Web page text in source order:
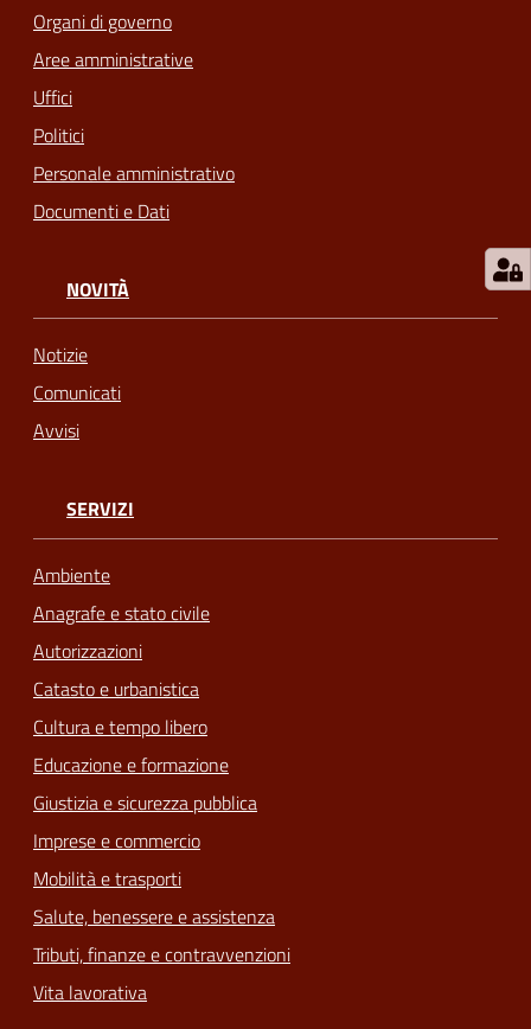
telematico
SUE
Tutti
gli
argomenti...
Seguici
Organi di governo
Aree amministrative
Uffici
Politici
Personale amministrativo
Documenti e Dati
NOVITÀ
Notizie
Comunicati
Avvisi
SERVIZI
Ambiente
Anagrafe e stato civile
Autorizzazioni
Catasto e urbanistica
Cultura e tempo libero
Educazione e formazione
Giustizia e sicurezza pubblica
Imprese e commercio
Mobilità e trasporti
Salute, benessere e assistenza
Tributi, finanze e contravvenzioni
Vita lavorativa